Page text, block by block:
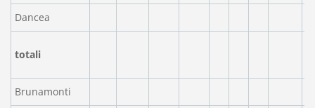
Dancea
totali
Brunamonti